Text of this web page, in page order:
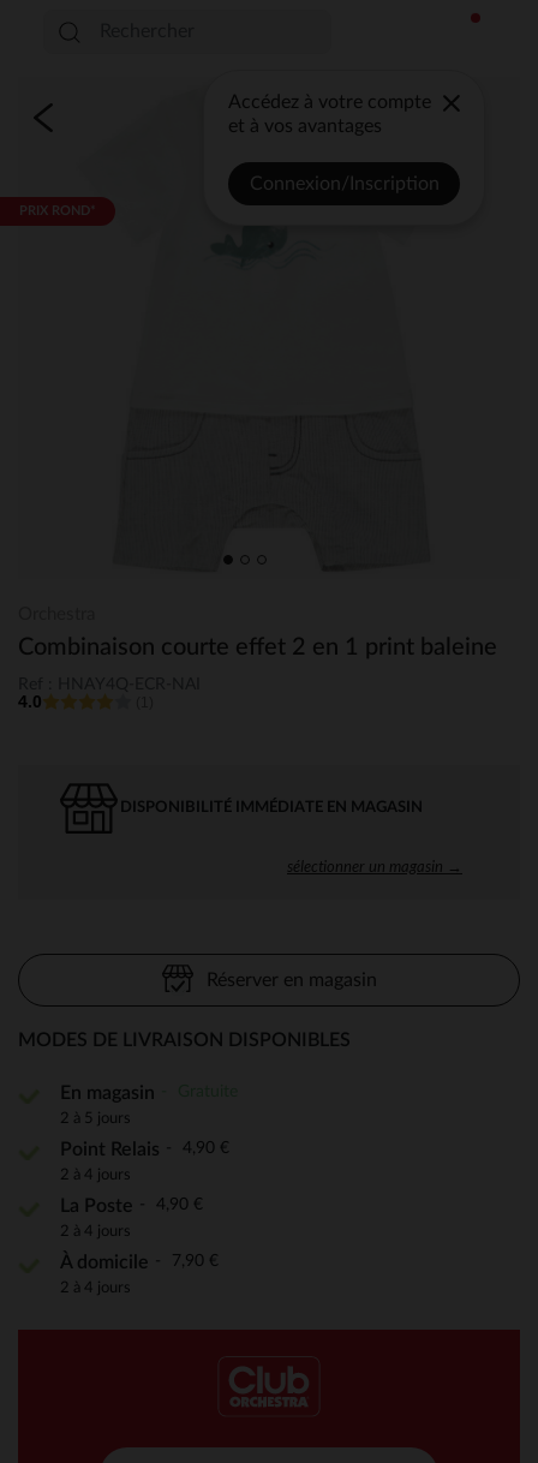
Accédez à votre compte
et à vos avantages
Connexion/Inscription
PRIX ROND*
Combinaison courte effet 2 en 1 print baleine
4.0
DISPONIBILITÉ IMMÉDIATE EN MAGASIN
sélectionner un magasin →
Réserver en magasin
MODES DE LIVRAISON DISPONIBLES
En magasin
2 à 5 jours
Point Relais 4,90 €
2 à 4 jours
La Poste 4,90 €
2 à 4 jours
À domicile 7,90 €
2 à 4 jours